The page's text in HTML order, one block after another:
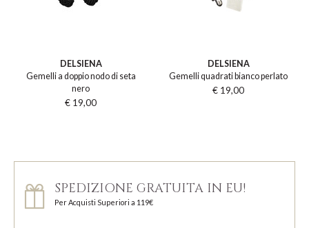
DELSIENA
Gemelli a doppio nodo di seta
nero
€ 19,00
DELSIENA
Gemelli quadrati bianco perlato
€ 19,00
SPEDIZIONE GRATUITA IN EU!
Per Acquisti Superiori a 119€